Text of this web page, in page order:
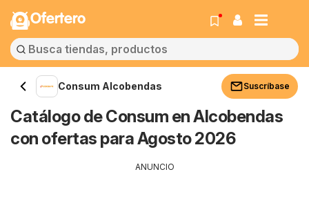
Ofertero
Consum Alcobendas Suscríbase
Catálogo de Consum en Alcobendas
con ofertas para Agosto 2026
ANUNCIO